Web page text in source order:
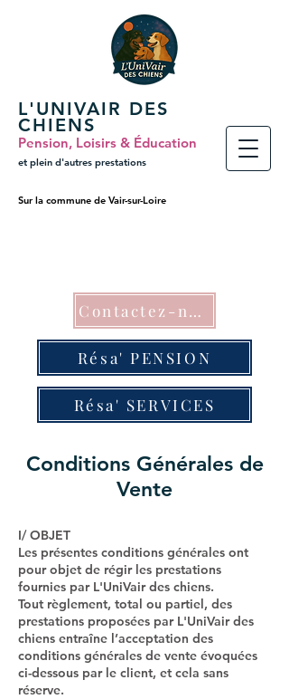
L'UNIVAIR DES
CHIENS
Pension, Loisirs & Éducation
et plein d'autres prestations
Sur la commune de Vair-sur-Loire
Contactez-nous
Résa' PENSION
Résa' SERVICES
Conditions Générales de
Vente
I/ OBJET
Les présentes conditions générales ont
pour objet de régir les prestations
fournies par L'UniVair des chiens.
Tout règlement, total ou partiel, des
prestations proposées par L'UniVair des
chiens entraîne l’acceptation des
conditions générales de vente évoquées
ci-dessous par le client, et cela sans
réserve.